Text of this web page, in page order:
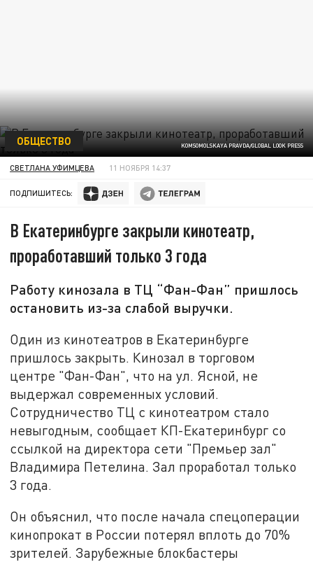
KOMSOMOLSKAYA PRAVDA/GLOBAL LOOK PRESS
ОБЩЕСТВО
СВЕТЛАНА УФИМЦЕВА 11 НОЯБРЯ 14:37
ПОДПИШИТЕСЬ:
В Екатеринбурге закрыли кинотеатр,
проработавший только 3 года
Работу кинозала в ТЦ “Фан-Фан” пришлось
остановить из-за слабой выручки.
Один из кинотеатров в Екатеринбурге
пришлось закрыть. Кинозал в торговом
центре "Фан-Фан", что на ул. Ясной, не
выдержал современных условий.
Сотрудничество ТЦ с кинотеатром стало
невыгодным, сообщает КП-Екатеринбург со
ссылкой на директора сети "Премьер зал"
Владимира Петелина. Зал проработал только
3 года.
Он объяснил, что после начала спецоперации
кинопрокат в России потерял вплоть до 70%
зрителей. Зарубежные блокбастеры